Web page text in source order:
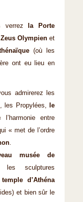
verrez la Porte
Olympien et
(où les
ont eu lieu en
admirerez les
les Propylées,
le
entre
« met de l’ordre
.
musée de
sculptures
d’Athéna
et bien sûr le